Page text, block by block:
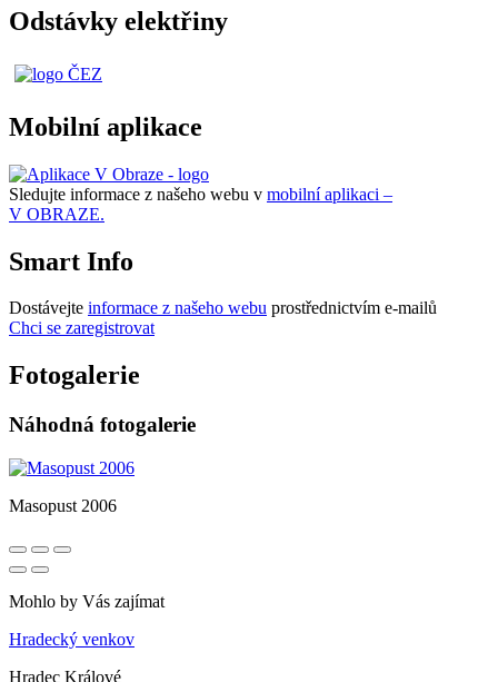
Odstávky elektřiny
Mobilní aplikace
Sledujte informace z našeho webu v mobilní aplikaci –
V OBRAZE.
Smart Info
Dostávejte informace z našeho webu prostřednictvím e-mailů
Chci se zaregistrovat
Fotogalerie
Náhodná fotogalerie
Masopust 2006
Mohlo by Vás zajímat
Hradecký venkov
Hradec Králové